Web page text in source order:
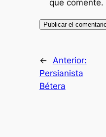
que comente.
←
Anterior:
Persianista
Bétera